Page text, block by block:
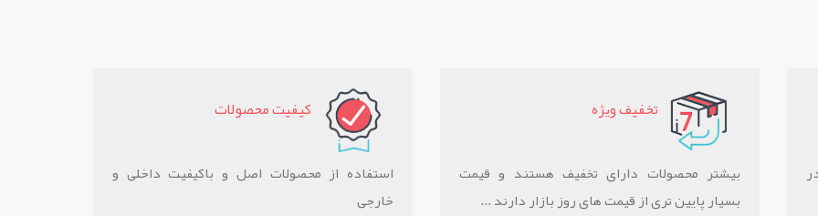
تخفيف ويژه
بیشتر محصولات دارای تخفیف هستند و قیمت
بسیار پایین تری از قیمت های روز بازار دارند ...
کيفيت محصولات
استفاده از محصولات اصل و باکیفیت داخلی و
خارجی